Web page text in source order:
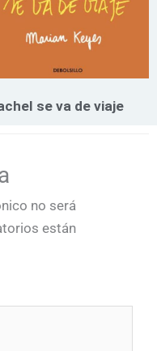
se va de viaje
no será
están